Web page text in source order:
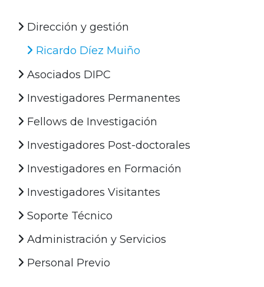
Dirección y gestión
Ricardo Díez Muiño
Asociados DIPC
Investigadores Permanentes
Fellows de Investigación
Investigadores Post-doctorales
Investigadores en Formación
Investigadores Visitantes
Soporte Técnico
Administración y Servicios
Personal Previo